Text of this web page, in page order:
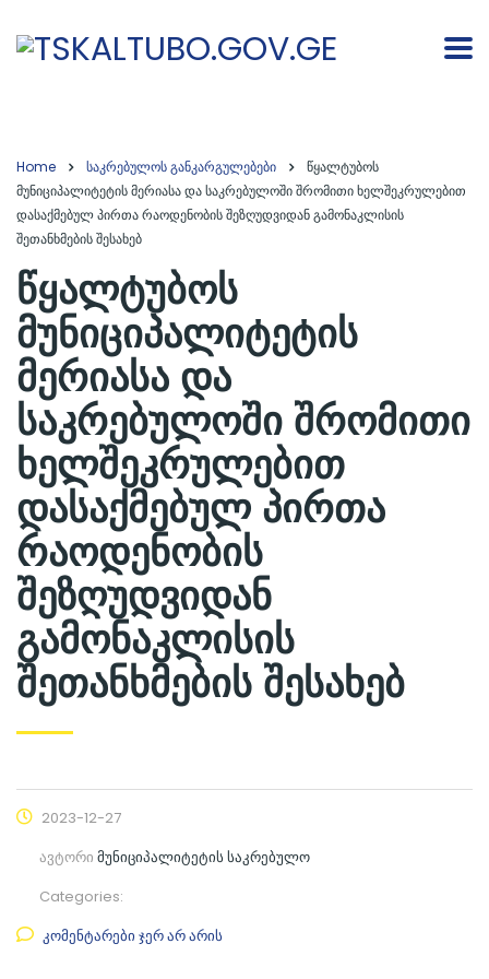
Home საკრებულოს განკარგულებები
წყალტუბოს
მუნიციპალიტეტის მერიასა და საკრებულოში შრომითი ხელშეკრულებით
დასაქმებულ პირთა რაოდენობის შეზღუდვიდან გამონაკლისის
შეთანხმების შესახებ
წყალტუბოს
მუნიციპალიტეტის
მერიასა და
საკრებულოში შრომითი
ხელშეკრულებით
დასაქმებულ პირთა
რაოდენობის
შეზღუდვიდან
გამონაკლისის
შეთანხმების შესახებ
2023-12-27
ავტორი მუნიციპალიტეტის საკრებულო
Categories:
კომენტარები ჯერ არ არის